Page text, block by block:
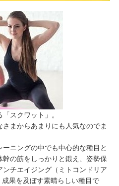
スクワット」。
まからあまりにも人気なのでま
ニングの中でも中心的な種目と
の筋をしっかりと鍛え、姿勢保
チエイジング（ミトコンドリア
果を及ぼす素晴らしい種目で